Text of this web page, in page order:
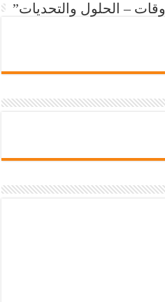
– الحلول والتحديات”